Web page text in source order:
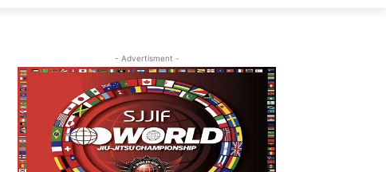
- Advertisment -